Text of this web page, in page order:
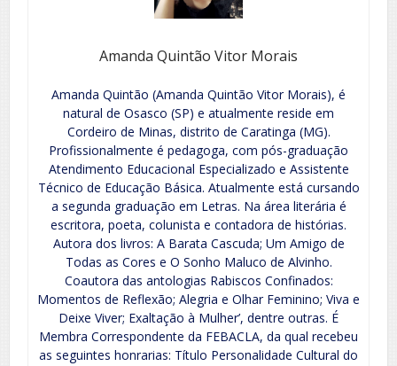
Amanda Quintão Vitor Morais
Amanda Quintão (Amanda Quintão Vitor Morais), é
natural de Osasco (SP) e atualmente reside em
Cordeiro de Minas, distrito de Caratinga (MG).
Profissionalmente é pedagoga, com pós-graduação
Atendimento Educacional Especializado e Assistente
Técnico de Educação Básica. Atualmente está cursando
a segunda graduação em Letras. Na área literária é
escritora, poeta, colunista e contadora de histórias.
Autora dos livros: A Barata Cascuda; Um Amigo de
Todas as Cores e O Sonho Maluco de Alvinho.
Coautora das antologias Rabiscos Confinados:
Momentos de Reflexão; Alegria e Olhar Feminino; Viva e
Deixe Viver; Exaltação à Mulher’, dentre outras. É
Membra Correspondente da FEBACLA, da qual recebeu
as seguintes honrarias: Título Personalidade Cultural do